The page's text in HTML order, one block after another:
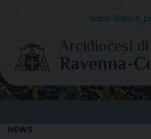
content
Santi Sisto II,
NEWS